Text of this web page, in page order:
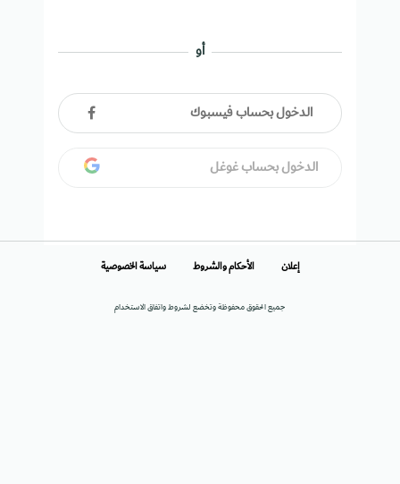
أو
الدخول بحساب فيسبوك
الدخول بحساب غوغل
جميع الحقوق محفوظة وتخضع لشروط واتفاق الاستخدام
إعلان الأحكام والشروط سياسة الخصوصية